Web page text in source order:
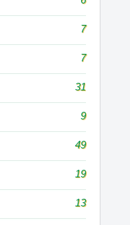
7
7
31
9
49
19
13